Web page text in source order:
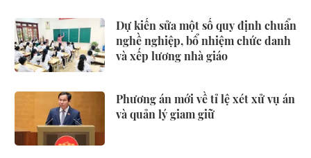
Dự kiến sửa một số quy định chuẩn
nghề nghiệp, bổ nhiệm chức danh
và xếp lương nhà giáo
Phương án mới về tỉ lệ xét xử vụ án
và quản lý giam giữ